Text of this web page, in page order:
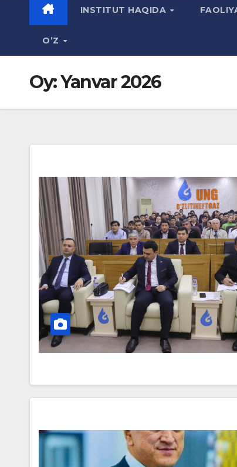
INSTITUT HAQIDA
O’Z
Oy:Yanvar 2026